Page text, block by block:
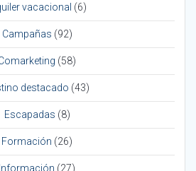
vacacional (6)
Campañas (92)
(58)
destacado (43)
Escapadas (8)
Formación (26)
Información (27)